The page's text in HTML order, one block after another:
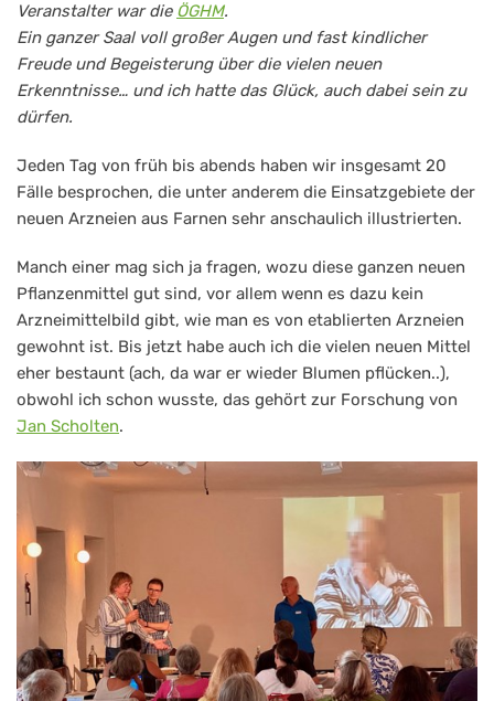
Veranstalter war die ÖGHM.
Ein ganzer Saal voll großer Augen und fast kindlicher
Freude und Begeisterung über die vielen neuen
Erkenntnisse… und ich hatte das Glück, auch dabei sein zu
dürfen.
Jeden Tag von früh bis abends haben wir insgesamt 20
Fälle besprochen, die unter anderem die Einsatzgebiete der
neuen Arzneien aus Farnen sehr anschaulich illustrierten.
Manch einer mag sich ja fragen, wozu diese ganzen neuen
Pflanzenmittel gut sind, vor allem wenn es dazu kein
Arzneimittelbild gibt, wie man es von etablierten Arzneien
gewohnt ist. Bis jetzt habe auch ich die vielen neuen Mittel
eher bestaunt (ach, da war er wieder Blumen pflücken..),
obwohl ich schon wusste, das gehört zur Forschung von
Jan Scholten.